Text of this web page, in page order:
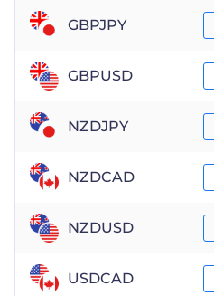
GBPJPY
GBPUSD
NZDJPY
NZDCAD
NZDUSD
USDCAD